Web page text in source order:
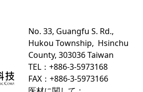
No. 33, Guangfu S. Rd.,
Hukou Township, Hsinchu
County, 303036 Taiwan
TEL：+886-3-5973168
FAX：+886-3-5973166